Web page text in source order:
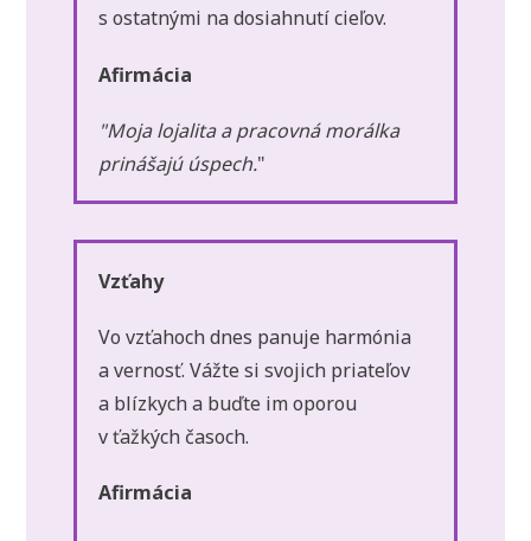
s ostatnými na dosiahnutí cieľov.
Afirmácia
"Moja lojalita a pracovná morálka
prinášajú úspech."
Vzťahy
Vo vzťahoch dnes panuje harmónia
a vernosť. Vážte si svojich priateľov
a blízkych a buďte im oporou
v ťažkých časoch.
Afirmácia